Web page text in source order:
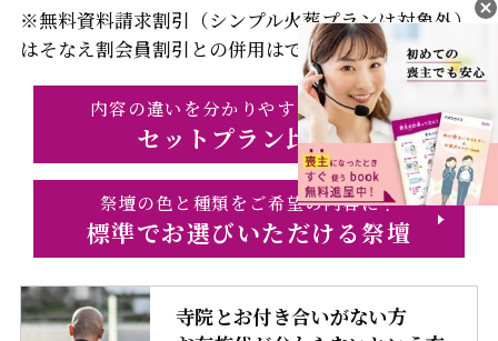
※無料資料請求割引（シンプル火葬プランは対象外）
はそなえ割会員割引との併用はできません
内容の違いを分かりやすくチェック！
セットプラン比較表
祭壇の色と種類をご希望の内容に！
標準でお選びいただける祭壇
寺院とお付き合いがない方